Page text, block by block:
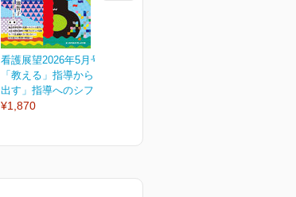
看護展望2026年5月号
「教える」指導から「引き
出す」指導へのシフトが...
¥1,870